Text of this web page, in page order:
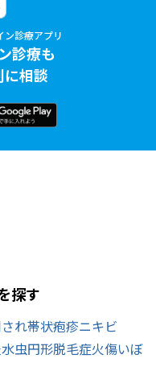
ン診療アプリ
診療も
に相談
探す
れ帯状疱疹ニキビ
水虫円形脱毛症火傷いぼ